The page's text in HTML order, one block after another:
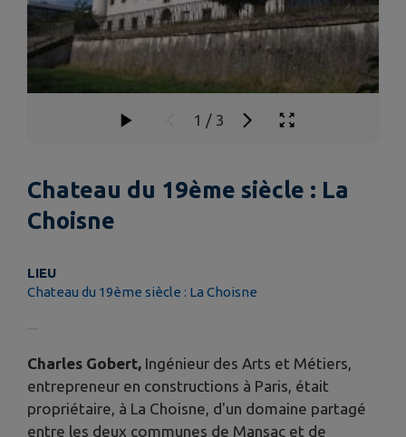
1 / 3
Chateau du 19ème siècle : La
Choisne
LIEU
Chateau du 19ème siècle : La Choisne
Charles Gobert, Ingénieur des Arts et Métiers,
entrepreneur en constructions à Paris, était
propriétaire, à La Choisne, d'un domaine partagé
entre les deux communes de Mansac et de